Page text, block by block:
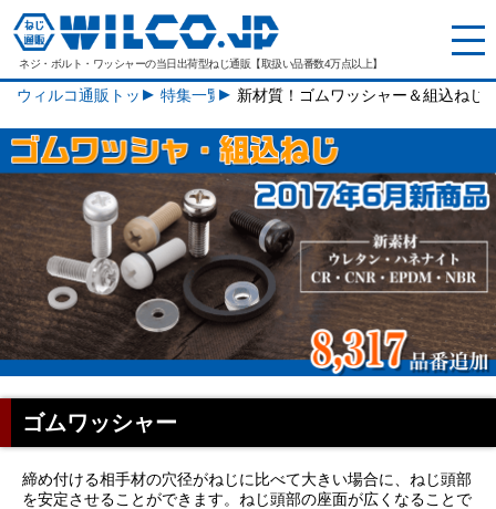
ネジ・ボルト・ワッシャーの当日出荷型ねじ通販【取扱い品番数4万点以上】
ウィルコ通販トップ 特集一覧 新材質！ゴムワッシャー＆組込ねじ
ゴムワッシャー
締め付ける相手材の穴径がねじに比べて大きい場合に、ねじ頭部
を安定させることができます。ねじ頭部の座面が広くなることで